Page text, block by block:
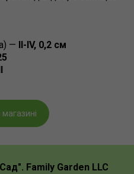
— II-IV, 0,2 cм
Family Garden LLC